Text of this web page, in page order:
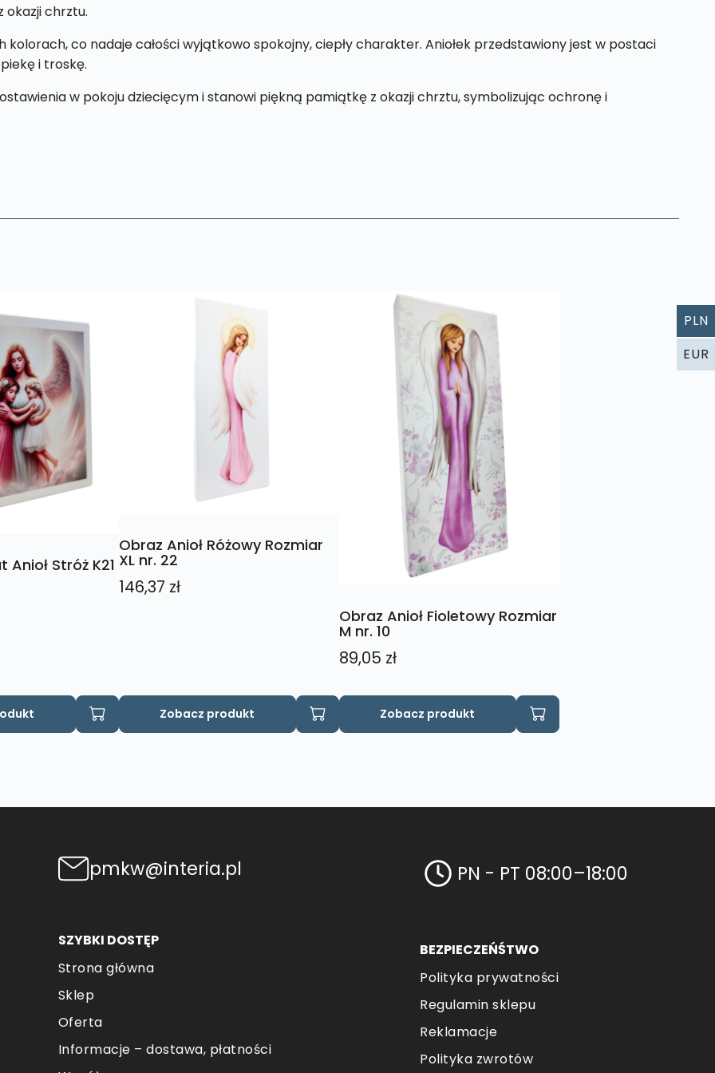
okazji chrztu.
co nadaje całości wyjątkowo spokojny, ciepły charakter. Aniołek przedstawiony jest w postaci
i troskę.
w pokoju dziecięcym i stanowi piękną pamiątkę z okazji chrztu, symbolizując ochronę i
Stróż K21
Obraz Anioł Różowy Rozmiar
XL nr. 22
146,37 zł
Zobacz produkt
Obraz Anioł Fioletowy Rozmiar
M nr. 10
89,05 zł
Zobacz produkt
pmkw@interia.pl
SZYBKI DOSTĘP
Strona główna
Sklep
Oferta
Informacje – dostawa, płatności
PN - PT 08:00–18:00
BEZPIECZEŃŚTWO
Polityka prywatności
Regulamin sklepu
Reklamacje
Polityka zwrotów
PLN
EUR